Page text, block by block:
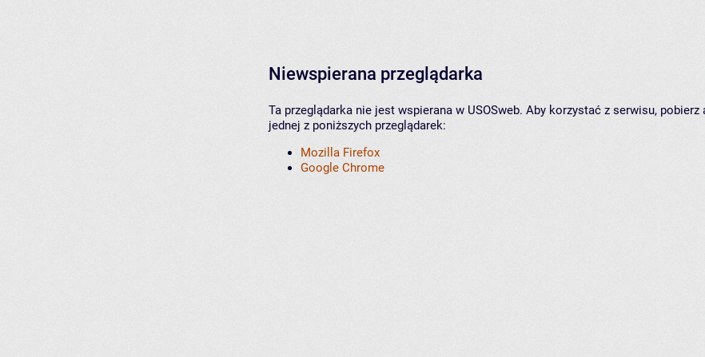
Niewspierana przeglądarka
Ta przeglądarka nie jest wspierana w USOSweb. Aby korzystać z serwisu,
jednej z poniższych przeglądarek:
Mozilla Firefox
Google Chrome